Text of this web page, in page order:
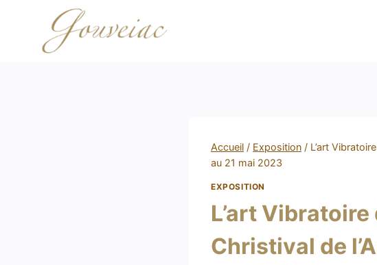
Accueil / Exposition / L’art
au 21 mai 2023
EXPOSITION
L’art
Christival de